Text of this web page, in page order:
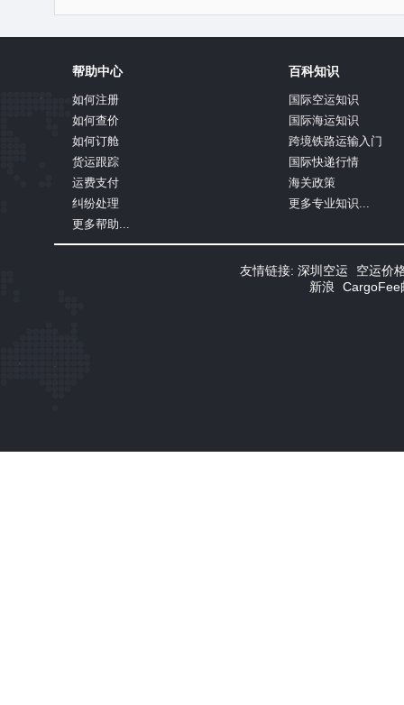
帮助中心
如何注册
如何查价
如何订舱
货运跟踪
运费支付
纠纷处理
更多帮助...
百科知识
国际空运知识
国际海运知识
跨境铁路运输入门
国际快递行情
海关政策
更多专业知识...
友情链接: 深圳空运
空运价
新浪
CargoFee